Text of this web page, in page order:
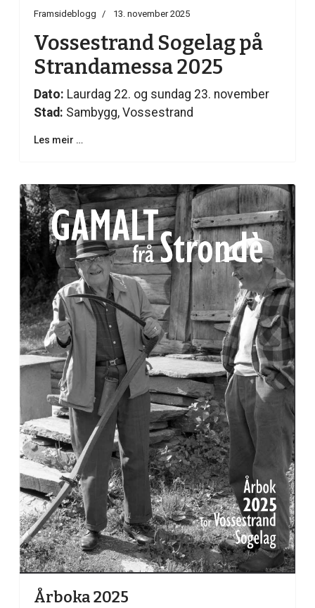
Framsideblogg 13. november 2025
Vossestrand Sogelag på
Strandamessa 2025
Dato: Laurdag 22. og sundag 23. november
Stad: Sambygg, Vossestrand
Les meir …
Årboka 2025